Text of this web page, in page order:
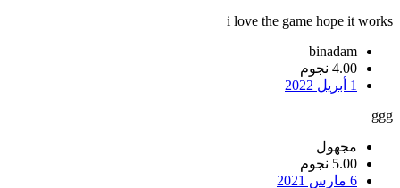
i love the game hope it works
binadam
4.00 نجوم
1 أبريل 2022
ggg
مجهول
5.00 نجوم
6 مارس 2021